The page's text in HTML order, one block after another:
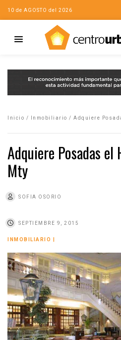
10 de AGOSTO del 2026
Inicio / Inmobiliario / Adquiere
Adquiere Posadas
Mty
SOFIA OSORIO
SEPTIEMBRE 9, 2015
INMOBILIARIO